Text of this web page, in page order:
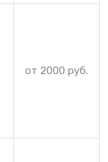
от 2000 руб.